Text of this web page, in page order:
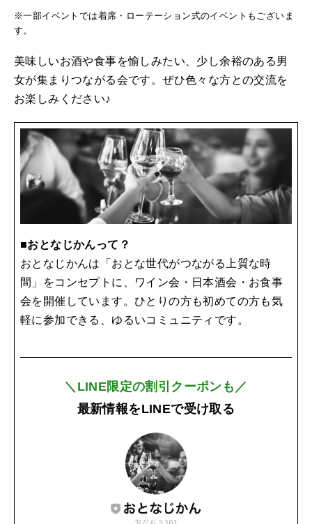
※一部イベントでは着席・ローテーション式のイベントもございま
す。
美味しいお酒や食事を愉しみたい、少し余裕のある男
女が集まりつながる会です。ぜひ色々な方との交流を
お楽しみください♪
■おとなじかんって？
おとなじかんは「おとな世代がつながる上質な時
間」をコンセプトに、ワイン会・日本酒会・お食事
会を開催しています。ひとりの方も初めての方も気
軽に参加できる、ゆるいコミュニティです。
＼LINE限定の割引クーポンも／
最新情報をLINEで受け取る